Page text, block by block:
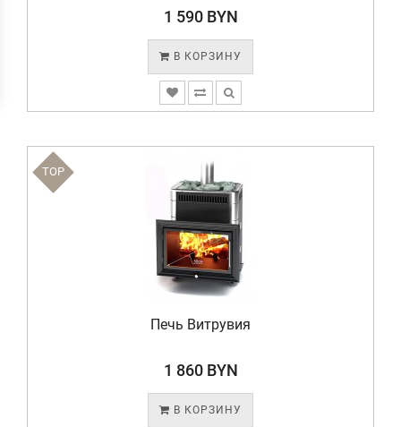
1 590 BYN
В КОРЗИНУ
TOP
Печь Витрувия
1 860 BYN
В КОРЗИНУ